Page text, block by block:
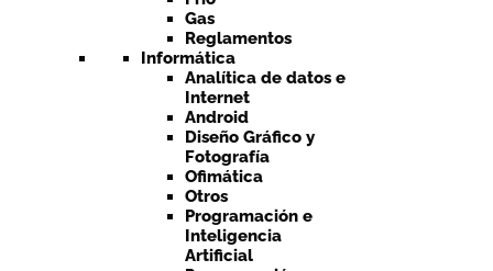
Gas
Reglamentos
Informática
Analítica de datos e
Internet
Android
Diseño Gráfico y
Fotografía
Ofimática
Otros
Programación e
Inteligencia
Artificial